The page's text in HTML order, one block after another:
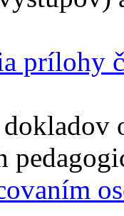
prílohy